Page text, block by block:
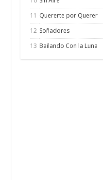
11 Quererte por Querer
12 Soñadores
13 Bailando Con la Luna